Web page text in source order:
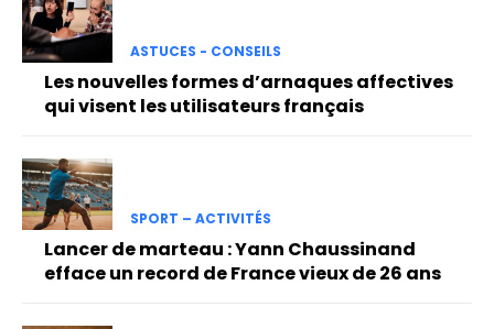
ASTUCES - CONSEILS
Les nouvelles formes d’arnaques affectives
qui visent les utilisateurs français
SPORT – ACTIVITÉS
Lancer de marteau : Yann Chaussinand
efface un record de France vieux de 26 ans